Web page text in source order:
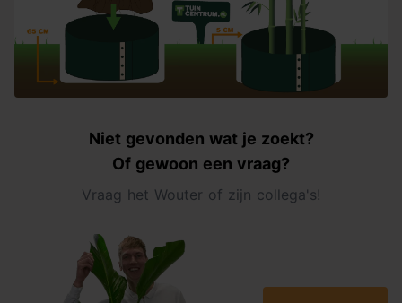
Niet gevonden wat je zoekt?
Of gewoon een vraag?
Vraag het Wouter of zijn collega's!